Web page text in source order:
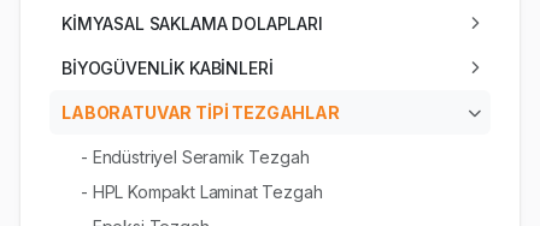
KİMYASAL SAKLAMA DOLAPLARI
BİYOGÜVENLİK KABİNLERİ
LABORATUVAR TİPİ TEZGAHLAR
- Endüstriyel Seramik Tezgah
- HPL Kompakt Laminat Tezgah